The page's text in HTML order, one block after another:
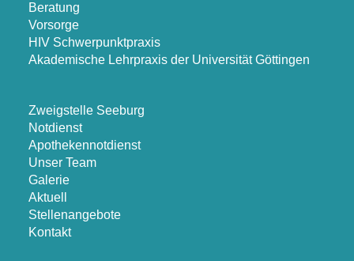
Beratung
Vorsorge
HIV Schwerpunktpraxis
Akademische Lehrpraxis der Universität Göttingen
Zweigstelle Seeburg
Notdienst
Apothekennotdienst
Unser Team
Galerie
Aktuell
Stellenangebote
Kontakt